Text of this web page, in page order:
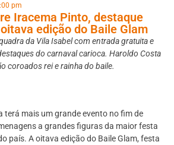
pm
Iracema Pinto, destaque
edição do Baile Glam
da Vila Isabel com entrada gratuita e
do carnaval carioca. Haroldo Costa
coroados rei e rainha do baile.
terá mais um grande evento no fim de
a grandes figuras da maior festa
país. A oitava edição do Baile Glam, festa